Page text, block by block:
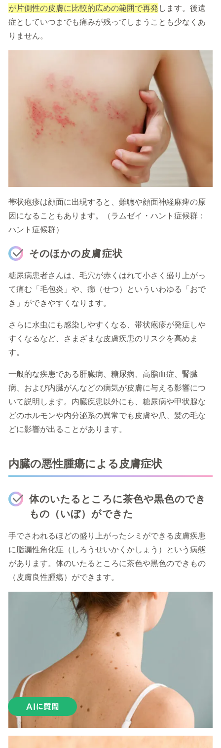
が片側性の皮膚に比較的広めの範囲で再発 します。後遺
症としていつまでも痛みが残ってしまうことも少なくあ
りません。
帯状疱疹は顔面に出現すると、難聴や顔面神経麻痺の原
因になることもあります。（ラムゼイ・ハント症候群：
ハント症候群）
そのほかの皮膚症状
糖尿病患者さんは、毛穴が赤くはれて小さく盛り上がっ
て痛む「毛包炎」や、癤（せつ）といういわゆる「おで
き」ができやすくなります。
さらに水虫にも感染しやすくなる、帯状疱疹が発症しや
すくなるなど、さまざまな皮膚疾患のリスクを高めま
す。
一般的な疾患である肝臓病、糖尿病、高脂血症、腎臓
病、および内臓がんなどの病気が皮膚に与える影響につ
いて説明します。内臓疾患以外にも、糖尿病や甲状腺な
どのホルモンや内分泌系の異常でも皮膚や爪、髪の毛な
どに影響が出ることがあります。
内臓の悪性腫瘍による皮膚症状
体のいたるところに茶色や黒色のでき
もの（いぼ）ができた
手でさわれるほどの盛り上がったシミができる皮膚疾患
に脂漏性角化症（しろうせいかくかしょう）という病態
があります。体のいたるところに茶色や黒色のできもの
（皮膚良性腫瘍）ができます。